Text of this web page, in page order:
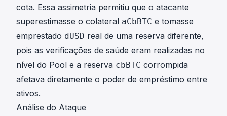
cota. Essa assimetria permitiu que o atacante
superestimasse o colateral aCbBTC e tomasse
emprestado dUSD real de uma reserva diferente,
pois as verificações de saúde eram realizadas no
nível do Pool e a reserva cbBTC corrompida
afetava diretamente o poder de empréstimo entre
ativos.
Análise do Ataque